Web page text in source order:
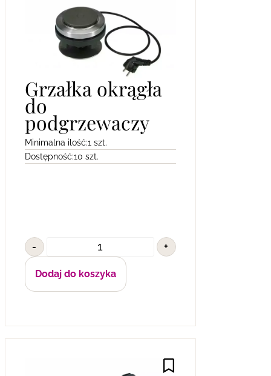
Grzałka okrągła
do
podgrzewaczy
Minimalna ilość:1 szt.
Dostępność:10 szt.
- +
Dodaj do koszyka